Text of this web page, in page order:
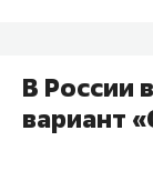
В России
вариант